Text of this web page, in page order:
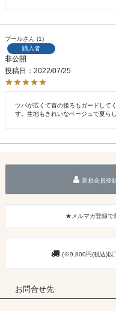
プール
1
購入者
非公開
投稿日
2022/07/25
ツバが広くて首の後ろもガードして
す。生地もきれいなベージュで夏ら
新規会員登
★メルマガ登録で
(※9,800円(税込)以
お問合せ先